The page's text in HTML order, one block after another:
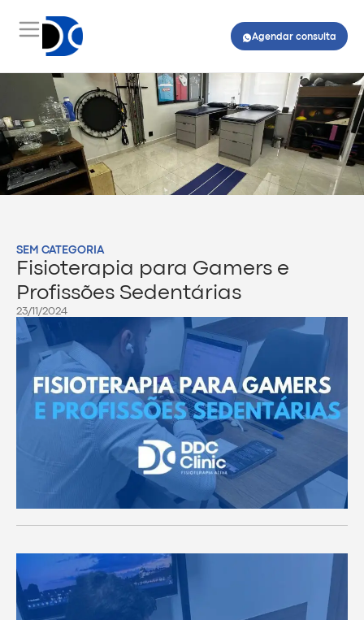
Agendar consulta
SEM CATEGORIA
Fisioterapia para Gamers e
Profissões Sedentárias
23/11/2024